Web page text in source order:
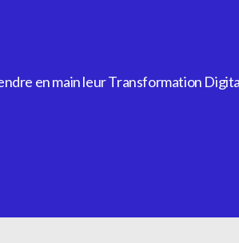
en main leur Transformation